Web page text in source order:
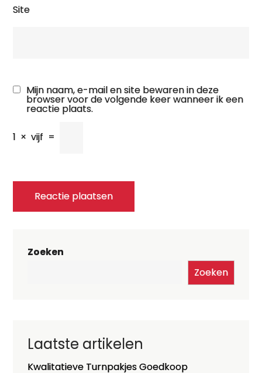
Site
Mijn naam, e-mail en site bewaren in deze
browser voor de volgende keer wanneer ik een
reactie plaats.
1 × vijf =
Zoeken
Zoeken
Laatste artikelen
Kwalitatieve Turnpakjes Goedkoop